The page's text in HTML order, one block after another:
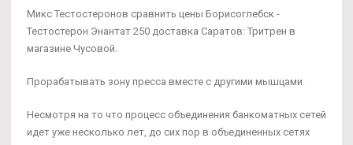
Микс Тестостеронов сравнить цены Борисоглебск -
Тестостерон Энантат 250 доставка Саратов: Тритрен в
магазине Чусовой.
Прорабатывать зону пресса вместе с другими мышцами.
Несмотря на то что процесс объединения банкоматных сетей
идет уже несколько лет, до сих пор в объединенных сетях